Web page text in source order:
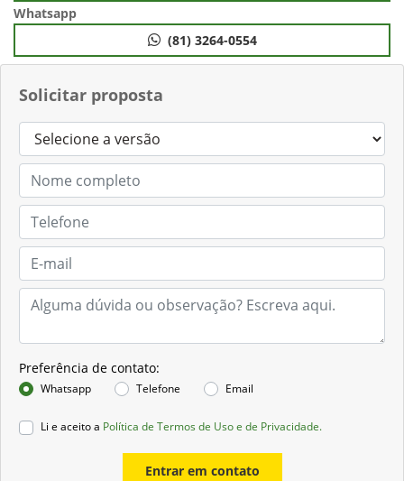
Solicitar proposta
Preferência de contato:
Whatsapp Telefone Email
Li e aceito a Política de Termos de Uso e de Privacidade.
Entrar em contato
Whatsapp
(81) 3264-0554